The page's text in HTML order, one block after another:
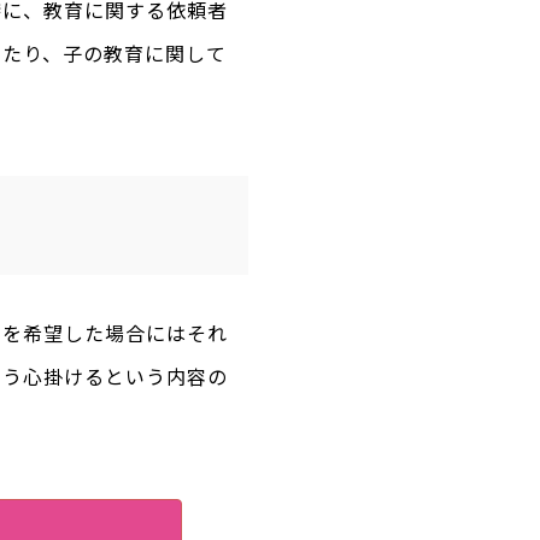
、教育に関する依頼者
り、子の教育に関して
希望した場合にはそれ
心掛けるという内容の